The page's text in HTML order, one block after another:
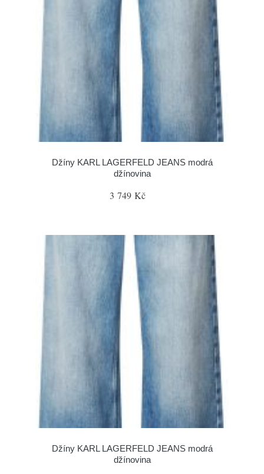
Džíny KARL LAGERFELD JEANS modrá
džínovina
3 749 Kč
Džíny KARL LAGERFELD JEANS modrá
džínovina